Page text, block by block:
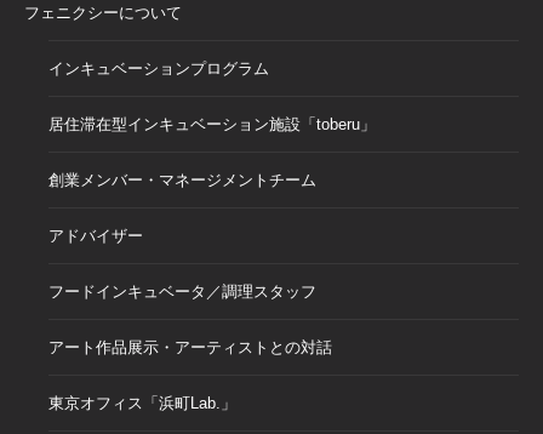
フェニクシーについて
インキュベーションプログラム
居住滞在型インキュベーション施設「toberu」
創業メンバー・マネージメントチーム
アドバイザー
フードインキュベータ／調理スタッフ
アート作品展示・アーティストとの対話
東京オフィス「浜町Lab.」